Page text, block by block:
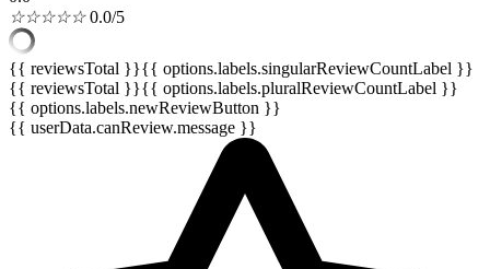
☆☆☆☆☆ 0.0/5
{{ reviewsTotal }}{{ options.labels.singularReviewCountLabel }}
{{ reviewsTotal }}{{ options.labels.pluralReviewCountLabel }}
{{ options.labels.newReviewButton }}
{{ userData.canReview.message }}